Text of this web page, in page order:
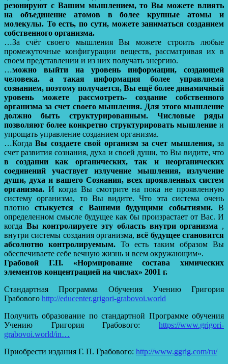
резонируют с Вашим мышлением, то Вы можете влиять
на объединение атомов в более крупные атомы и
молекулы. То есть, по сути, можете заниматься созданием
собственного организма.
…За счёт своего мышления Вы можете строить любые
промежуточные конфигурации веществ, рассматривая их в
своем представлении и из них получать энергию.
…можно выйти на уровень информации, создающей
человека. а такая информация более управляема
сознанием, поэтому получается, Вы ещё более динамичный
уровень можете рассмотреть- создание собственного
организма за счет своего мышления. Для этого мышление
должно быть структурированным.
Числовые ряды
позволяют более конкретно структурировать мышлениеи
упрощать управление созданием организма.
…КогдаВы создаете свой организм за счет мышления,за
счет развития сознания, духа и своей души, то Вы видите, что
в создании как органических, так и неорганических
соединений участвует излучение мышления, излучение
души, духа и вашего Сознания, всех проявленных систем
организма. И когда Вы смотрите на пока не проявленную
систему организма, то Вы видите. Что эта система очень
плотностыкуется с Вашими будущими событиями.В
определенном смысле будущее как бы произрастает от Вас. И
когда Вы контролируете эту область внутри организма ,
внутри системы создания организма,всё будущее становится
абсолютно контролируемым. То есть таким образом Вы
обеспечиваете себе вечную жизнь и всем окружающим».
Грабовой Г.П. «Нормирование состава химических
элементов концентрацией на числах» 2001 г.
Стандартная Программа Обучения Учению Григория
Грабового http://educenter.grigori-grabovoi.world
Получить образование по стандартной Программе обучения
Учению Григория Грабового: https://www.grigori-
grabovoi.world/in…
Приобрести издания Г. П. Грабового: http://www.ggrig.com/ru/